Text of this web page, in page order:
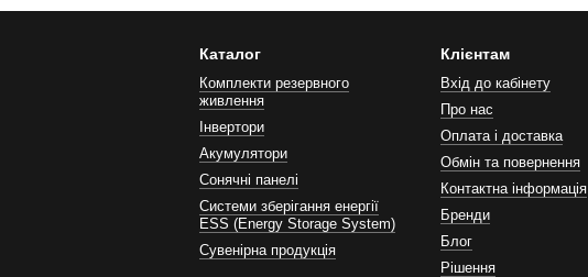
Каталог
Комплекти резервного
живлення
Інвертори
Акумулятори
Сонячні панелі
Системи зберігання енергії
ESS (Energy Storage System)
Сувенірна продукція
Клієнтам
Вхід до кабінету
Про нас
Оплата і доставка
Обмін та повернення
Контактна інформація
Бренди
Блог
Рішення